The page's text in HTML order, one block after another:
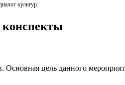
культур.
конспекты
Основная цель данного